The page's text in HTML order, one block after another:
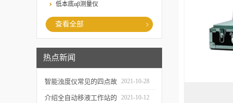
低本底αβ测量仪
查看全部
热点新闻
智能浊度仪常见的四点故
障
2021-10-28
介绍全自动移液工作站的 2021-10-12